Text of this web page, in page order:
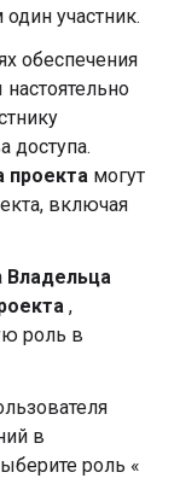
участник.
обеспечения
доступа.
проекта могут
включая
Владельца
,
роль в
в
роль «